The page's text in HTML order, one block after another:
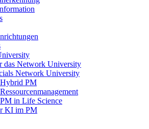
das Network University
Network University
PM
in Life Science
KI im PM